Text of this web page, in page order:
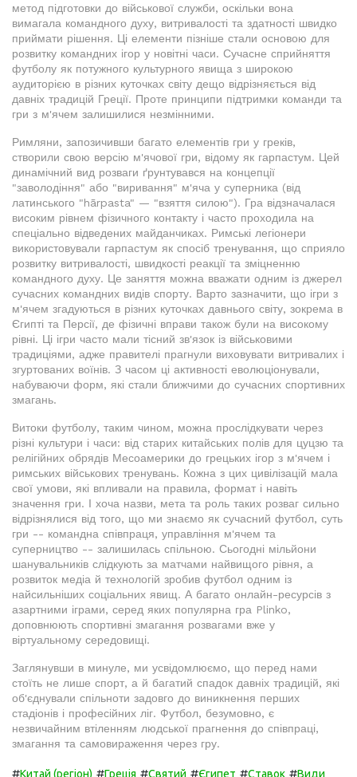
метод підготовки до військової служби, оскільки вона
вимагала командного духу, витривалості та здатності швидко
приймати рішення. Ці елементи пізніше стали основою для
розвитку командних ігор у новітні часи. Сучасне сприйняття
футболу як потужного культурного явища з широкою
аудиторією в різних куточках світу дещо відрізняється від
давніх традицій Греції. Проте принципи підтримки команди та
гри з м'ячем залишилися незмінними.
Римляни, запозичивши багато елементів гри у греків,
створили свою версію м'ячової гри, відому як гарпастум. Цей
динамічний вид розваги ґрунтувався на концепції
"заволодіння" або "виривання" м'яча у суперника (від
латинського "hārpasta" — "взяття силою"). Гра відзначалася
високим рівнем фізичного контакту і часто проходила на
спеціально відведених майданчиках. Римські легіонери
використовували гарпастум як спосіб тренування, що сприяло
розвитку витривалості, швидкості реакції та зміцненню
командного духу. Це заняття можна вважати одним із джерел
сучасних командних видів спорту. Варто зазначити, що ігри з
м'ячем згадуються в різних куточках давнього світу, зокрема в
Єгипті та Персії, де фізичні вправи також були на високому
рівні. Ці ігри часто мали тісний зв'язок із військовими
традиціями, адже правителі прагнули виховувати витривалих і
згуртованих воїнів. З часом ці активності еволюціонували,
набуваючи форм, які стали ближчими до сучасних спортивних
змагань.
Витоки футболу, таким чином, можна прослідкувати через
різні культури і часи: від старих китайських полів для цуцзю та
релігійних обрядів Месоамерики до грецьких ігор з м'ячем і
римських військових тренувань. Кожна з цих цивілізацій мала
свої умови, які впливали на правила, формат і навіть
значення гри. І хоча назви, мета та роль таких розваг сильно
відрізнялися від того, що ми знаємо як сучасний футбол, суть
гри -- командна співпраця, управління м'ячем та
суперництво -- залишилась спільною. Сьогодні мільйони
шанувальників слідкують за матчами найвищого рівня, а
розвиток медіа й технологій зробив футбол одним із
найсильніших соціальних явищ. А багато онлайн-ресурсів з
азартними іграми, серед яких популярна гра Plinko,
доповнюють спортивні змагання розвагами вже у
віртуальному середовищі.
Заглянувши в минуле, ми усвідомлюємо, що перед нами
стоїть не лише спорт, а й багатий спадок давніх традицій, які
об'єднували спільноти задовго до виникнення перших
стадіонів і професійних ліг. Футбол, безумовно, є
незвичайним втіленням людської прагнення до співпраці,
змагання та самовираження через гру.
#Китай (регіон) #Греція #Святий #Єгипет #Ставок #Види